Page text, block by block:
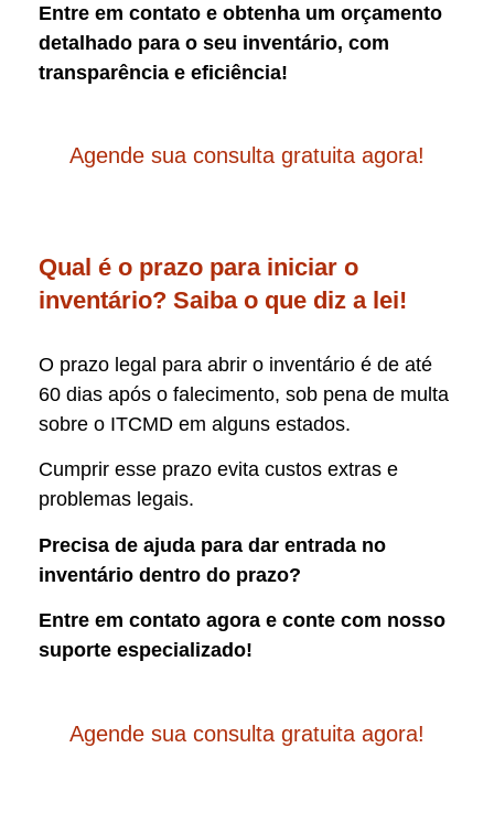
Entre em contato e obtenha um orçamento
detalhado para o seu inventário, com
transparência e eficiência!
Agende sua consulta gratuita agora!
Qual é o prazo para iniciar o
inventário? Saiba o que diz a lei!
O prazo legal para abrir o inventário é de até
60 dias após o falecimento, sob pena de multa
sobre o ITCMD em alguns estados.
Cumprir esse prazo evita custos extras e
problemas legais.
Precisa de ajuda para dar entrada no
inventário dentro do prazo?
Entre em contato agora e conte com nosso
suporte especializado!
Agende sua consulta gratuita agora!